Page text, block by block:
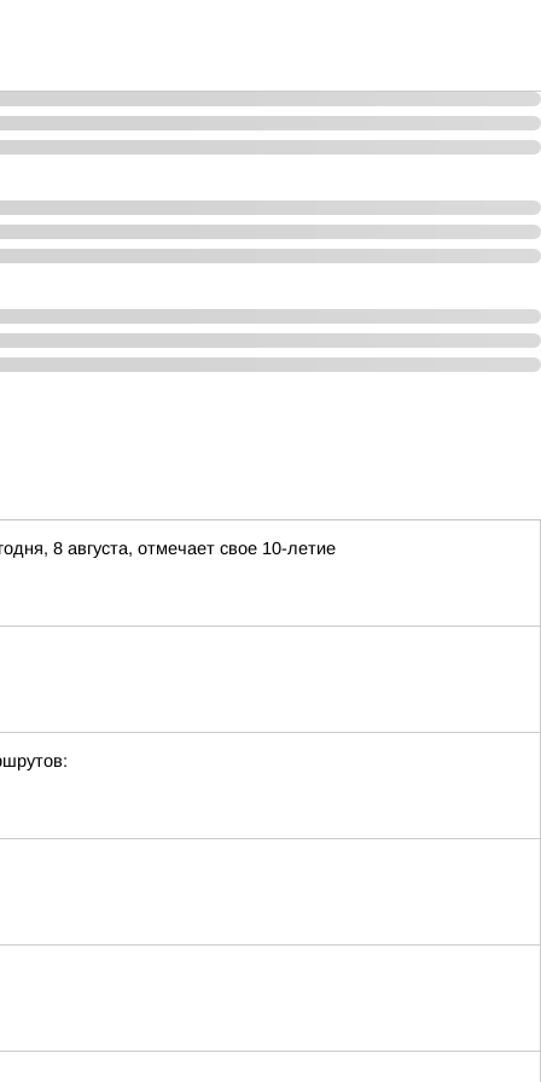
8 августа, отмечает свое 10-летие